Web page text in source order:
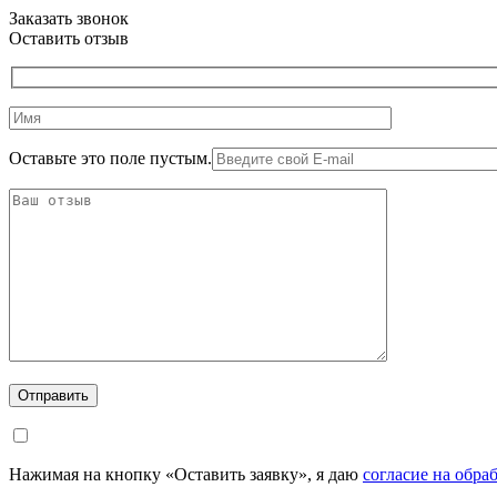
Заказать звонок
Оставить отзыв
Оставьте это поле пустым.
Нажимая на кнопку «Оставить заявку», я даю согласие на